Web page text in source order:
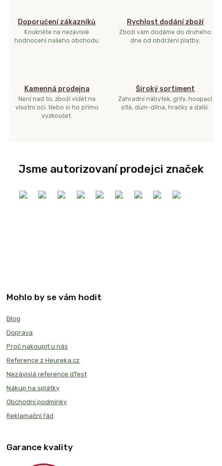
Doporučení zákazníků
Koukněte na nezávislé
hodnocení našeho obchodu.
Rychlost dodání zboží
Zboží vám dodáme do druhého
dne od obdržení platby.
Kamenná prodejna
Není nad to, zboží vidět na
vlastní oči. Nebo si ho přímo
vyzkoušet.
Široký sortiment
Zahradní nábytek, grily, houpací
sítě, dům-dílna, hračky a další.
Jsme autorizovaní prodejci značek
Mohlo by se vám hodit
Blog
Doprava
Proč nakoupit u nás
Reference z Heureka.cz
Nezávislá reference dTest
Nákup na splátky
Obchodní podmínky
Reklamační řád
Garance kvality